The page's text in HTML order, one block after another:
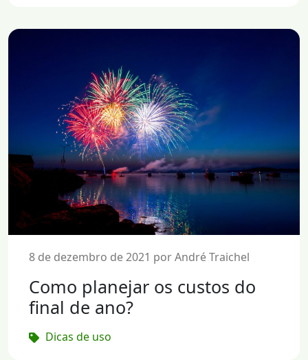
8 de dezembro de 2021 por André Traichel
Como planejar os custos do
final de ano?
Dicas de uso